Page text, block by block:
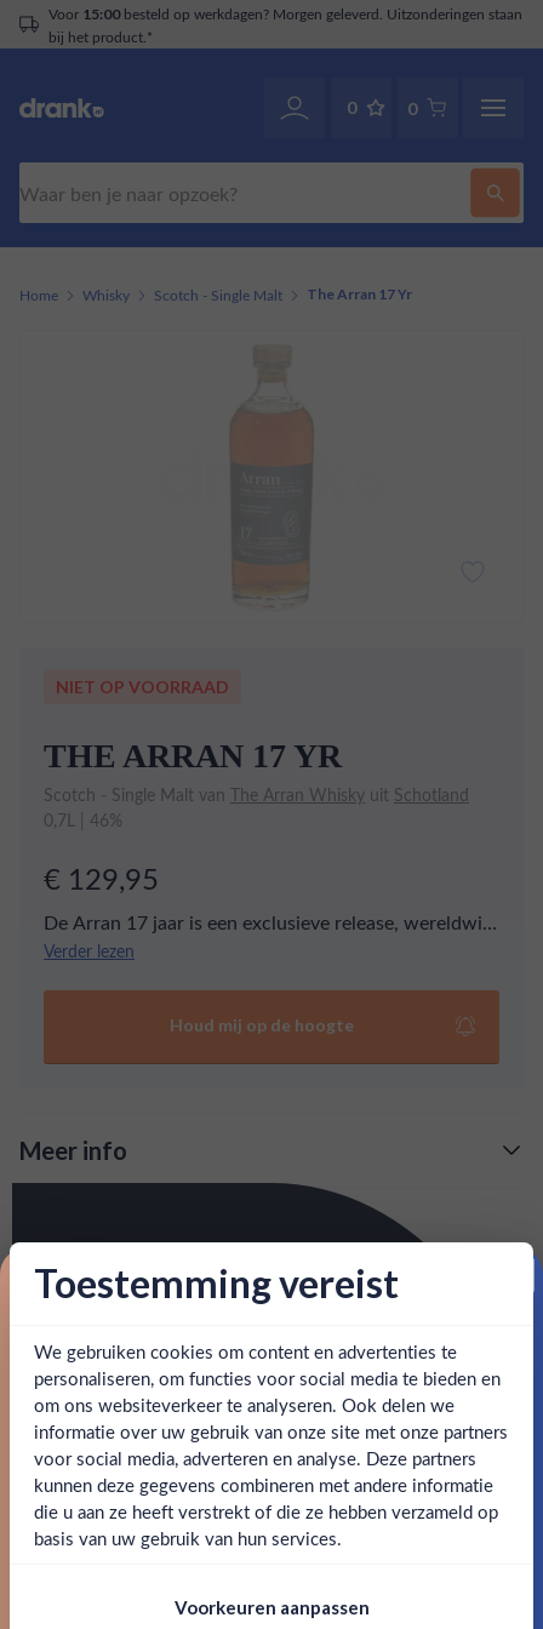
Voor 15:00besteld op werkdagen? Morgen geleverd. Uitzonderingen staan
bij het product.*
0 0
Ben jij 18 jaar of ouder?
Ja Nee
18 jaar of ouder zijn
Home Whisky Scotch - Single Malt The Arran 17 Yr
NIET OP VOORRAAD
THE ARRAN 17 YR
Scotch - Single Malt van The Arran Whisky uit Schotland
0,7L | 46%
€ 129,95
De Arran 17 jaar is een exclusieve release, wereldwijd
gelimiteerd tot 12.000 flessen. Een perfecte mix van
groene appel, butterscotch en vanille, met een zachte
afdronk van amandel en een vleugje kaneel.
Verder lezen
Houd mij op de hoogte
Meer info
Snelle levering: voor 15:00, morgen in huis (uitzondering bij
artikel vermeld)
gelimiteerd tot 12.000 flessen. Een perfecte mix van Sherry
onthult het een evenwichtige smaak van groene appel,
butterscotch en vanille, met een zachte afdronk van
amandel en een vleugje kaneel.
SPECIFICATIES
Alcohol 46.00%
Toestemming vereist
We gebruiken cookies om content en advertenties te
personaliseren, om functies voor social media te bieden en
om ons websiteverkeer te analyseren. Ook delen we
informatie over uw gebruik van onze site met onze partners
voor social media, adverteren en analyse. Deze partners
kunnen deze gegevens combineren met andere informatie
die u aan ze heeft verstrekt of die ze hebben verzameld op
basis van uw gebruik van hun services.
Voorkeuren aanpassen
Proost op je eerste korting!
Schrijf je in en ontvang direct 5% korting op je eerste
bestelling.
Email
Claim mijn korting